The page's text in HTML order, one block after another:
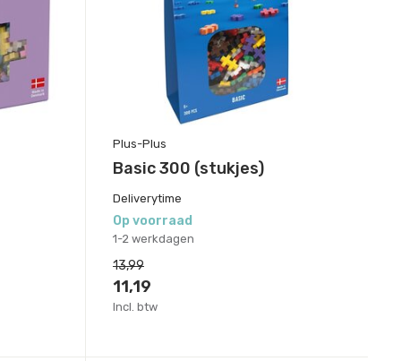
Plus-Plus
Basic 300 (stukjes)
Deliverytime
Op voorraad
1-2 werkdagen
13,99
11,19
Incl. btw